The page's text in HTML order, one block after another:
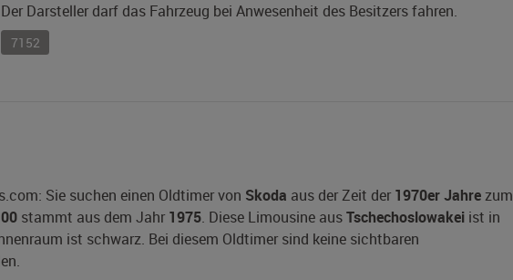
Der Darsteller darf das Fahrzeug bei Anwesenheit des Besitzers fahren.
7152
Sie suchen einen Oldtimer von Skoda aus der Zeit der 1970er Jahrezum
stammt aus dem Jahr 1975. Diese Limousine ausTschechoslowakei ist in
ist schwarz. Bei diesem Oldtimer sind keine sichtbaren